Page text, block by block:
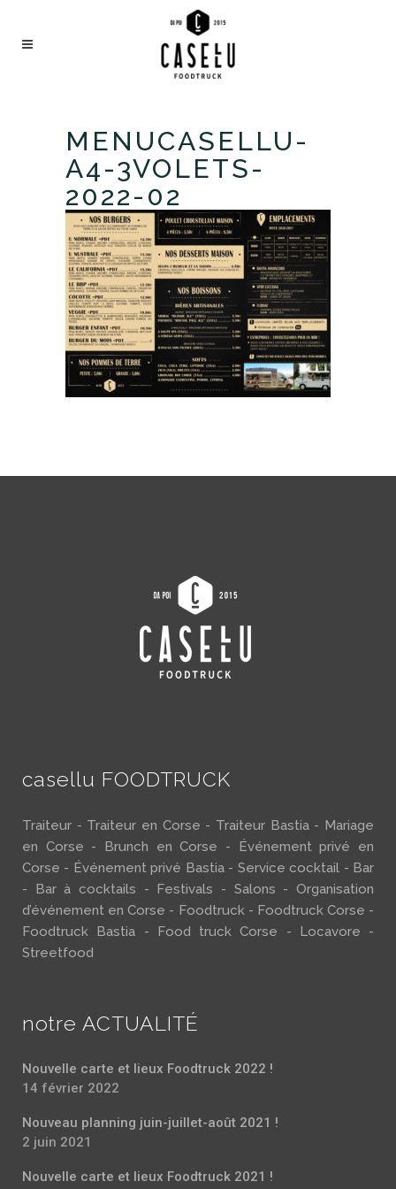
MENUCASELLU-
A4-3VOLETS-
2022-02
casellu FOODTRUCK
Traiteur - Traiteur en Corse - Traiteur Bastia - Mariage
en Corse - Brunch en Corse - Événement privé en
Corse - Événement privé Bastia - Service cocktail - Bar
- Bar à cocktails - Festivals - Salons - Organisation
d’événement en Corse - Foodtruck - Foodtruck Corse -
Foodtruck Bastia - Food truck Corse - Locavore -
Streetfood
notre ACTUALITÉ
Nouvelle carte et lieux Foodtruck 2022 !
14 février 2022
Nouveau planning juin-juillet-août 2021 !
2 juin 2021
Nouvelle carte et lieux Foodtruck 2021 !